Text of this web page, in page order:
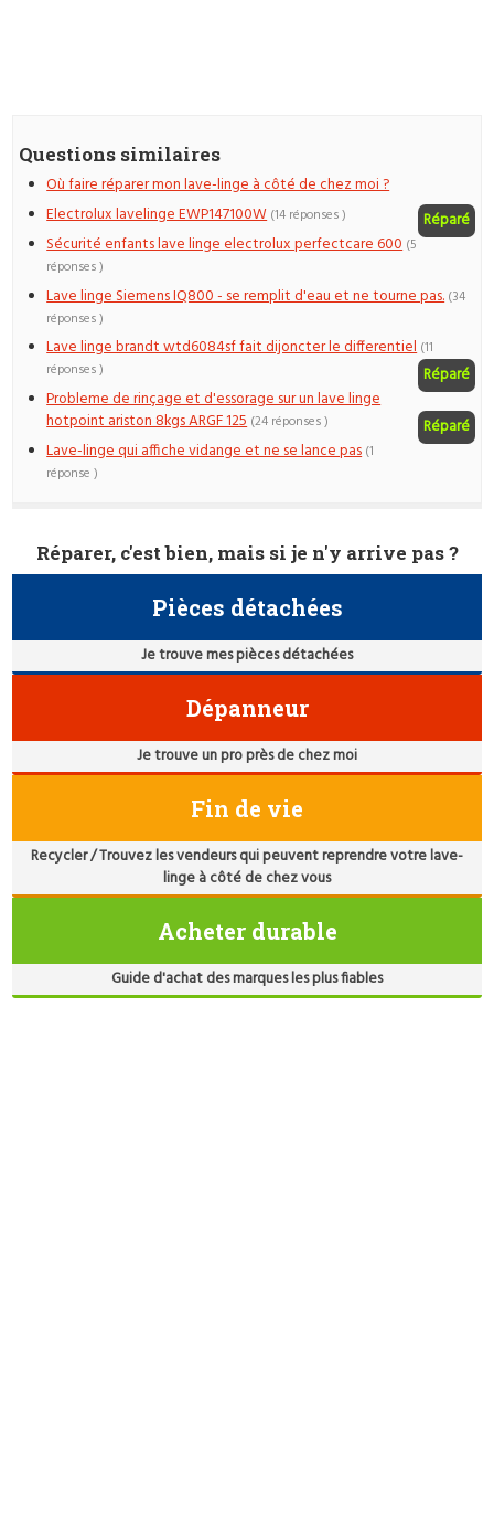
Questions similaires
Où faire réparer mon lave-linge à côté de chez moi ?
Electrolux lavelinge EWP147100W
Réparé
(14 réponses )
Sécurité enfants lave linge electrolux perfectcare 600 (5
réponses )
Lave linge Siemens IQ800 - se remplit d'eau et ne tourne pas. (34
réponses )
Lave linge brandt wtd6084sf fait dijoncter le differentiel
Réparé
(11
réponses )
Probleme de rinçage et d'essorage sur un lave linge
hotpoint ariston 8kgs ARGF 125
Réparé
(24 réponses )
Lave-linge qui affiche vidange et ne se lance pas (1
réponse )
Réparer, c'est bien, mais si je n'y arrive pas ?
Pièces détachées
Je trouve mes pièces détachées
Dépanneur
Je trouve un pro près de chez moi
Fin de vie
Recycler / Trouvez les vendeurs qui peuvent reprendre votre lave-
linge à côté de chez vous
Acheter durable
Guide d'achat des marques les plus fiables